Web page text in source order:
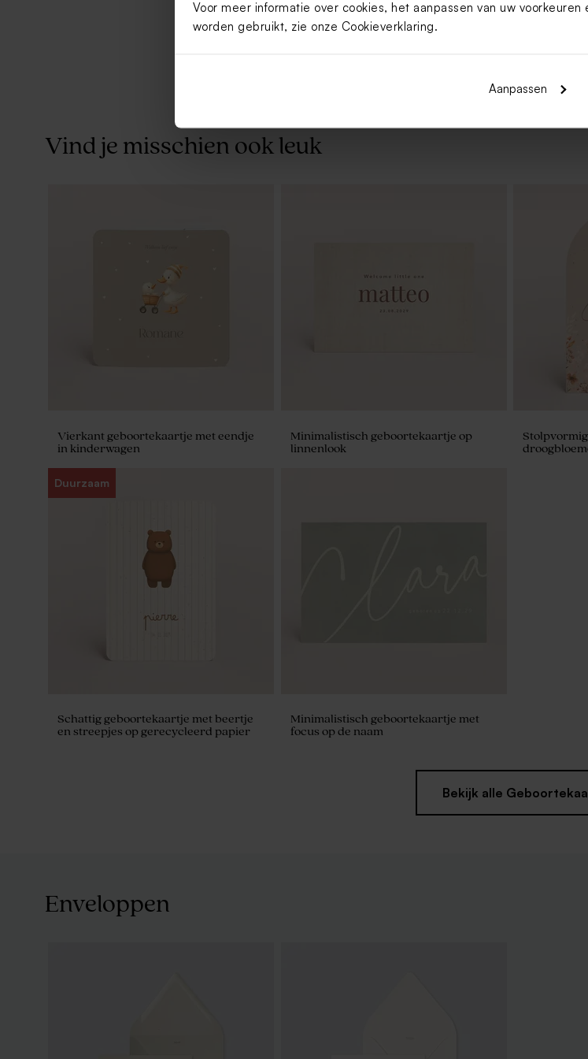
Voor meer informatie over cookies, het aanpassen van uw
worden gebruikt, zie onze Cookieverklaring.
Aanpassen
Velvet
Rond doopsuikerdoosje beige met
naam en strikje in deksel gelaserd
Vind je misschien ook leuk
Vierkant geboortekaartje met eendje
in kinderwagen
Minimalistisch geboortekaartje op
linnenlook
Duurzaam
Schattig geboortekaartje met beertje
en streepjes op gerecycleerd papier
Minimalistisch geboortekaartje met
focus op de naam
Bekijk alle
Enveloppen